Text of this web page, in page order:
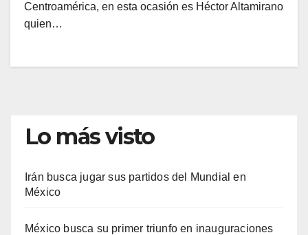
Centroamérica, en esta ocasión es Héctor Altamirano
quien…
Lo más visto
Irán busca jugar sus partidos del Mundial en
México
México busca su primer triunfo en inauguraciones